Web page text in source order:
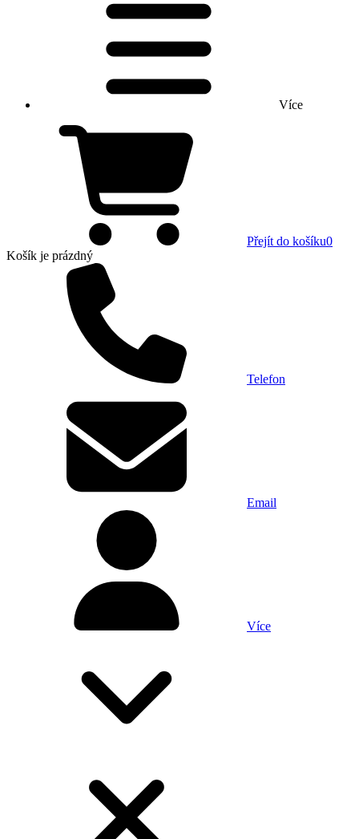
Více
Přejít do košíku0
Košík je prázdný
Telefon
Email
Více